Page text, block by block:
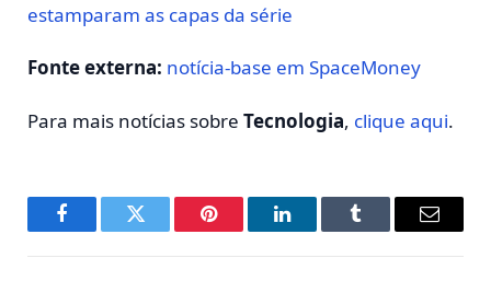
estamparam as capas da série
Fonte externa: notícia-base em SpaceMoney
Para mais notícias sobre Tecnologia, clique aqui.
FacebookTwitter Pinterest LinkedInTumblr
E-